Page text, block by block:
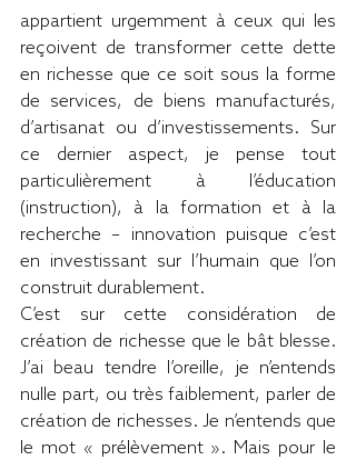
appartient urgemment à ceux qui les
reçoivent de transformer cette dette
en richesse que ce soit sous la forme
de services, de biens manufacturés,
d’artisanat ou d’investissements. Sur
ce dernier aspect, je pense tout
particulièrement à l’éducation
(instruction), à la formation et à la
recherche – innovation puisque c’est
en investissant sur l’humain que l’on
construit durablement.
C’est sur cette considération de
création de richesse que le bât blesse.
J’ai beau tendre l’oreille, je n’entends
nulle part, ou très faiblement, parler de
création de richesses. Je n’entends que
le mot « prélèvement ». Mais pour le